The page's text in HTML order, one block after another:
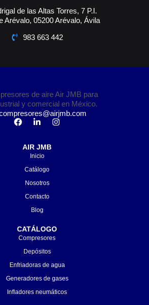
de las Altas Torres, 7 P.I.
Arévalo, 05200 Arévalo, Ávila
983 663 442
AIR JMB
Inicio
Catálogo
Nosotros
Contacto
Blog
CATÁLOGO
Compresores
Depósitos
Enfriadoras de agua
Generadores de gases
Infladores neumáticos